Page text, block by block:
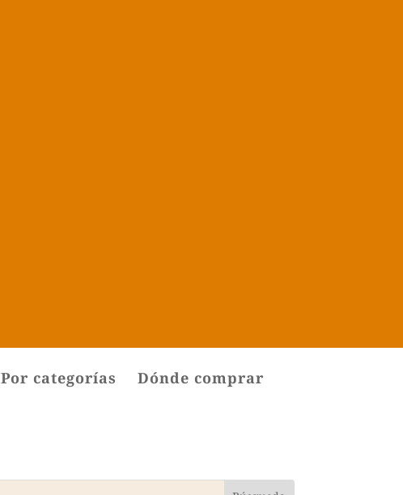
Por categorías
Dónde comprar